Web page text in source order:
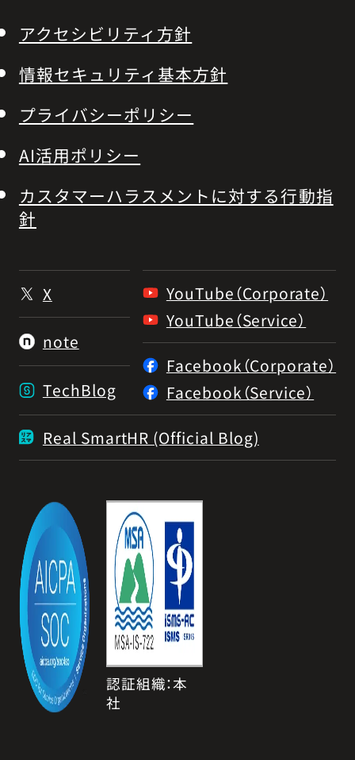
アクセシビリティ方針
情報セキュリティ基本方針
プライバシーポリシー
AI活用ポリシー
カスタマーハラスメントに対する行動指
針
X
note
TechBlog
YouTube（Corporate）
YouTube（Service）
Facebook（Corporate）
Facebook（Service）
Real SmartHR (Official Blog)
認証組織：本
社